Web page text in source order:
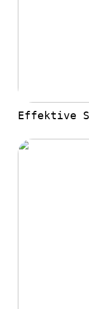
Effektive